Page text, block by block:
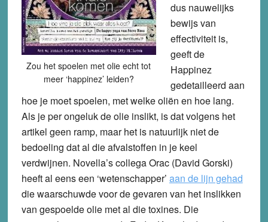
Zou het spoelen met olie echt tot
meer ‘happinez’ leiden?
dus nauwelijks
bewijs van
effectiviteit is,
geeft de
Happinez
gedetailleerd aan
hoe je moet spoelen, met welke oliën en hoe lang.
Als je per ongeluk de olie inslikt, is dat volgens het
artikel geen ramp, maar het is natuurlijk niet de
bedoeling dat al die afvalstoffen in je keel
verdwijnen. Novella’s collega Orac (David Gorski)
heeft al eens een ‘wetenschapper’ aan de lijn gehad
die waarschuwde voor de gevaren van het inslikken
van gespoelde olie met al die toxines. Die